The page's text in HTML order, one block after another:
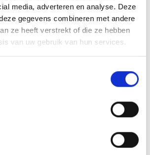
media, adverteren en analyse. Deze
gegevens combineren met andere
ze heeft verstrekt of die ze hebben
van uw gebruik van hun services.
PRODUCTEN
Toevoegen
verlanglijst